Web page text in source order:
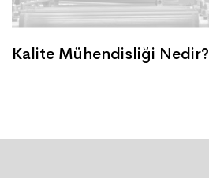
Kalite Mühendisliği Nedir?